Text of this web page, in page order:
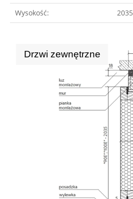
Wysokość: 2035
Drzwi zewnętrzne